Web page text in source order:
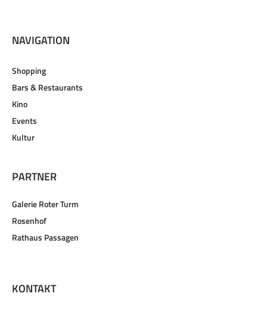
NAVIGATION
Shopping
Bars & Restaurants
Kino
Events
Kultur
PARTNER
Galerie Roter Turm
Rosenhof
Rathaus Passagen
KONTAKT